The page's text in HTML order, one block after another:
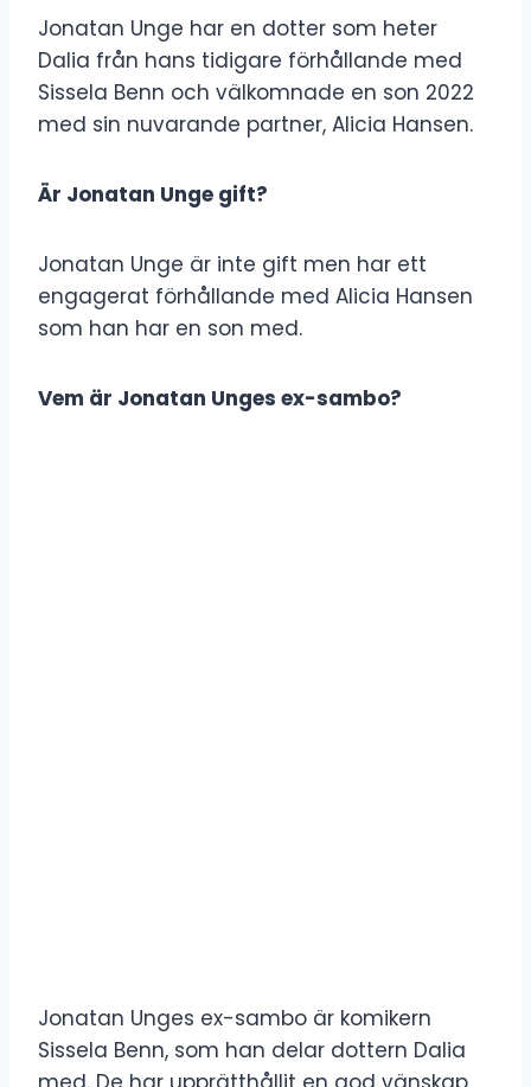
Jonatan Unge har en dotter som heter
Dalia från hans tidigare förhållande med
Sissela Benn och välkomnade en son 2022
med sin nuvarande partner, Alicia Hansen.
Är Jonatan Unge gift?
Jonatan Unge är inte gift men har ett
engagerat förhållande med Alicia Hansen
som han har en son med.
Vem är Jonatan Unges ex-sambo?
Jonatan Unges ex-sambo är komikern
Sissela Benn, som han delar dottern Dalia